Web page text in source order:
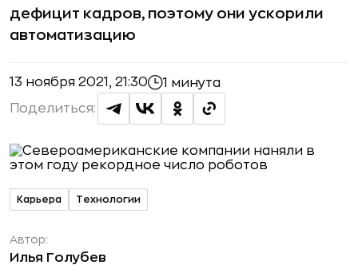
дефицит кадров, поэтому они ускорили
автоматизацию
13 ноября 2021, 21:30 1 минута
Поделиться:
Карьера Технологии
Автор:
Илья Голубев